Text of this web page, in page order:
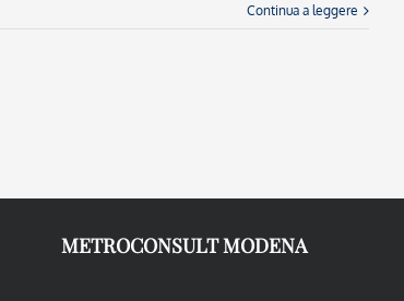
Continua a leggere
METROCONSULT MODENA